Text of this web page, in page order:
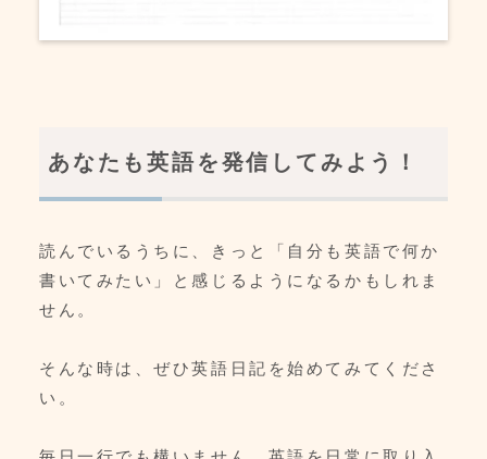
あなたも英語を発信してみよう！
読んでいるうちに、きっと「自分も英語で何か
書いてみたい」と感じるようになるかもしれま
せん。
そんな時は、ぜひ英語日記を始めてみてくださ
い。